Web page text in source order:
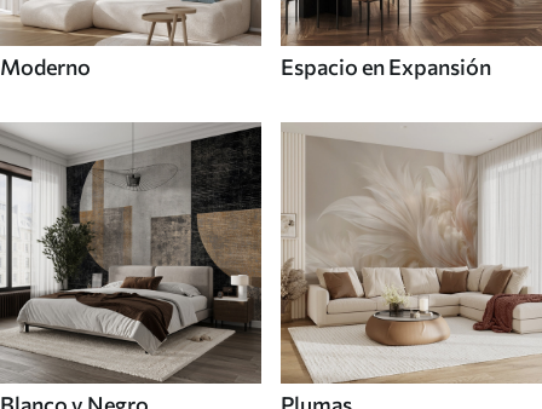
Moderno Espacio en Expansión